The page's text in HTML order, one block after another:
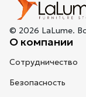
© 2026 LaLume.
О компании
Сотрудничество
Безопасность